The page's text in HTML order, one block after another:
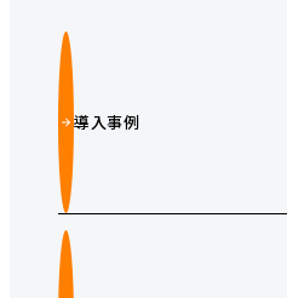
導入事例